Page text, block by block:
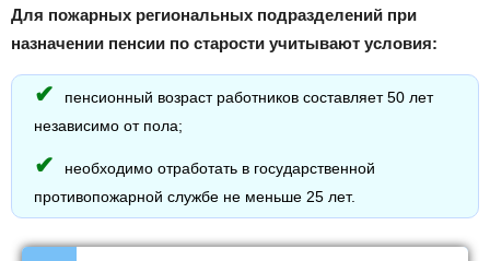
Для пожарных региональных подразделений при
назначении пенсии по старости учитывают условия:
пенсионный возраст работников составляет 50 лет
независимо от пола;
необходимо отработать в государственной
противопожарной службе не меньше 25 лет.